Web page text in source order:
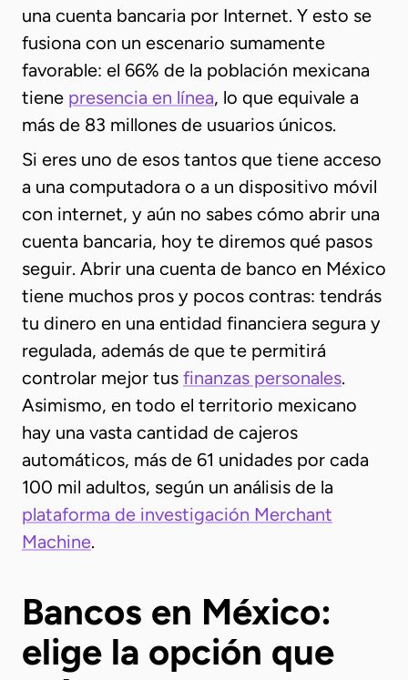
una cuenta bancaria por Internet. Y esto se
fusiona con un escenario sumamente
favorable: el 66% de la población mexicana
tiene presencia en línea, lo que equivale a
más de 83 millones de usuarios únicos.
Si eres uno de esos tantos que tiene acceso
a una computadora o a un dispositivo móvil
con internet, y aún no sabes cómo abrir una
cuenta bancaria, hoy te diremos qué pasos
seguir. Abrir una cuenta de banco en México
tiene muchos pros y pocos contras: tendrás
tu dinero en una entidad financiera segura y
regulada, además de que te permitirá
controlar mejor tus finanzas personales.
Asimismo, en todo el territorio mexicano
hay una vasta cantidad de cajeros
automáticos, más de 61 unidades por cada
100 mil adultos, según un análisis de la
plataforma de investigación Merchant
Machine.
Bancos en México:
elige la opción que